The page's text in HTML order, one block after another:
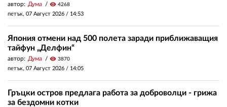
автор: Дума visibility 4268
петък, 07 Август 2026 / 14:53
Япония отмени над 500 полета заради приближаващия
тайфун „Делфин“
автор: Дума visibility 3870
петък, 07 Август 2026 / 14:05
Гръцки остров предлага работа за доброволци - грижа
за бездомни котки